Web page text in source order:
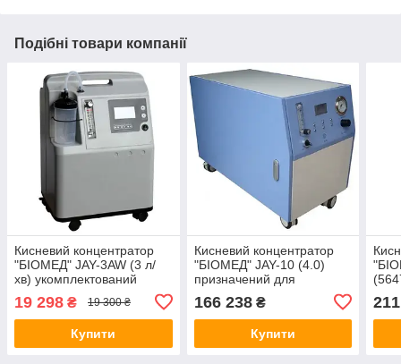
Подібні товари компанії
Кисневий концентратор
"БІОМЕД" JAY-3AW (3 л/
хв) укомплектований
19 298 ₴ 19 300 ₴
Купити
Кисневий концентратор
"БІОМЕД" JAY-10 (4.0)
призначений для
лікувальних закладах
166 238₴
Купити